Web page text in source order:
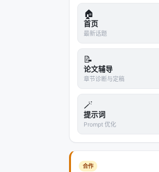
相关工作纵览
神经信息检索经历从
LLM 代理的演进。每
现毫秒级召回，但对
少级联误差却面临索
跟随与生成式推荐（
权衡。LLM 提供语义
Agentic Search 将外
因此从静态 nDCG 转
工程落地检查清单
| 检查项 | 问题 | 建议
🏠
首页
最新话题
📝
论文辅导
章节诊断与定稿
🪄
提示词
Prompt 优化
合作